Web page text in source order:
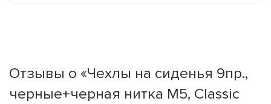
Отзывы о «Чехлы на сиденья 9пр.,
черные+черная нитка М5, Classic